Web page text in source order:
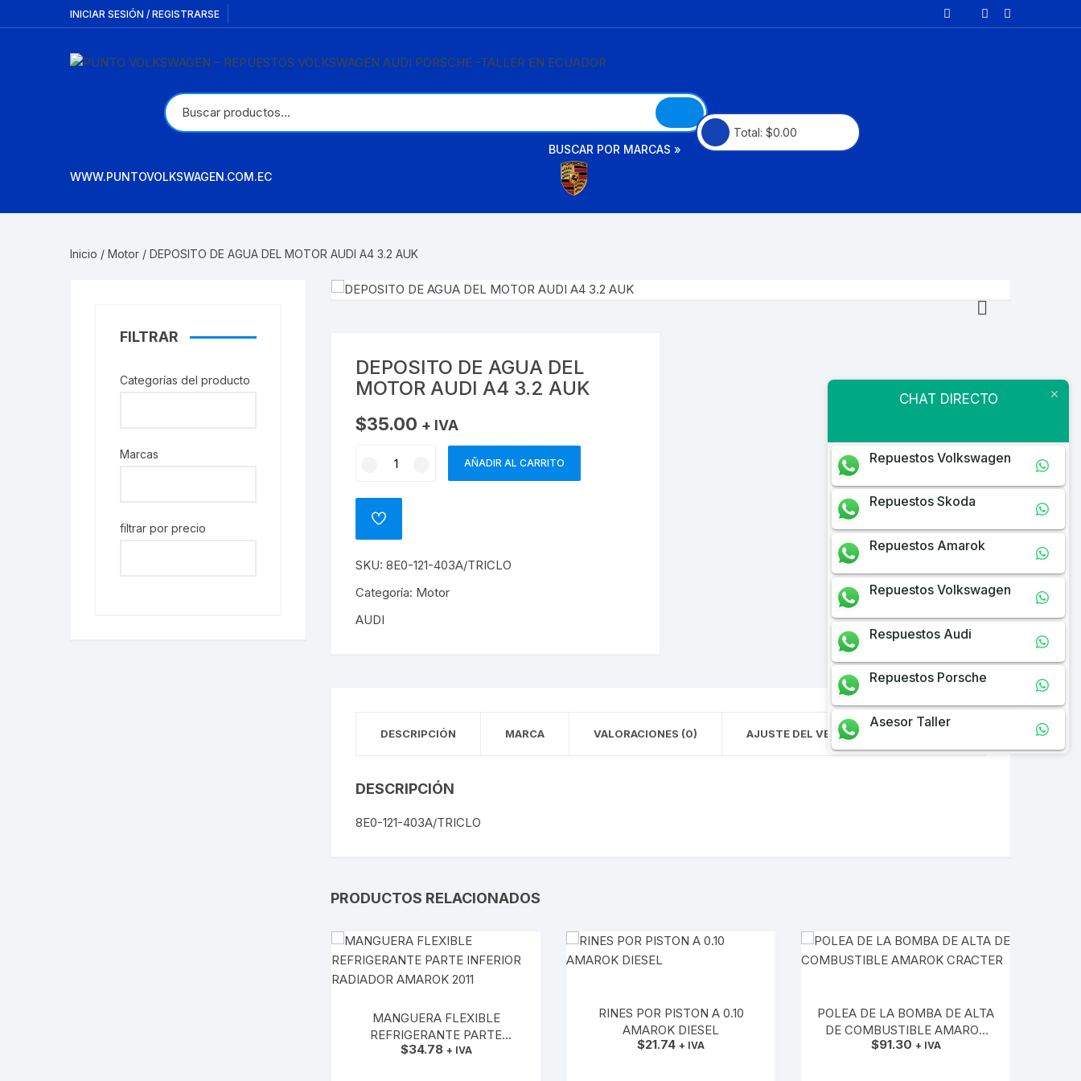
al
INICIAR SESIÓN / REGISTRARSE
Total: $0.00
WWW.PUNTOVOLKSWAGEN.COM.EC
BUSCAR POR MARCAS »
AMAROK
BORA
GOL
JETTA
JETTA MEXICANO
POLO
A3
A6
AUDI
Q5
Q7
CAYENNE
Inicio / Motor / DEPOSITO DE AGUA DEL MOTOR AUDI A4 3.2 AUK
DEPOSITO DE AGUA DEL
MOTOR AUDI A4 3.2 AUK
$35.00 + IVA
DEL
MOTOR
A4
3.2
cantidad
AÑADIR AL CARRITO
ADD
SKU: 8E0-121-403A/TRICLO
Categoría: Motor
AUDI
DESCRIPCIÓN MARCA VALORACIONES (0) AJUSTE DEL VEHÍCULO
DESCRIPCIÓN
8E0-121-403A/TRICLO
PRODUCTOS RELACIONADOS
MANGUERA FLEXIBLE
REFRIGERANTE PARTE
INFERIOR RADIADOR AMAROK
$34.78 + IVA
RINES POR PISTON A 0.10
AMAROK DIESEL
$21.74 + IVA
POLEA DE LA BOMBA DE ALTA
DE COMBUSTIBLE AMAROK
CRACTER
$91.30 + IVA
FILTRAR
Categorías del producto
Marcas
filtrar por precio
CHAT DIRECTO
Repuestos Volkswagen
Repuestos Skoda
Repuestos Amarok
Repuestos Volkswagen
Respuestos Audi
Repuestos Porsche
Asesor Taller